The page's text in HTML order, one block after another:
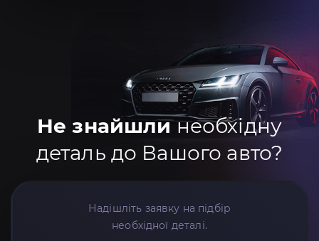
Не знайшлинеобхідну
деталь до Вашого авто?
Надішліть заявку на підбір
необхідної деталі.